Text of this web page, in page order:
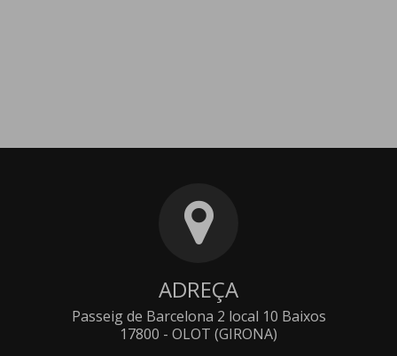
ADREÇA
Passeig de Barcelona 2 local 10 Baixos
17800 - OLOT (GIRONA)